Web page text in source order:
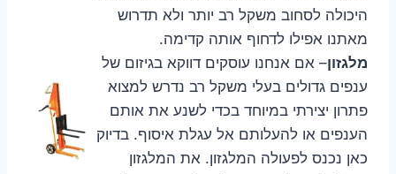
היכולה לסחוב משקל רב יותר ולא תדרוש
מאתנו אפילו לדחוף אותה קדימה.
מלגזון– אם אנחנו עוסקים דווקא בגיזום של
ענפים גדולים בעלי משקל רב נדרש למצוא
פתרון יצירתי במיוחד בכדי לשנע את אותם
הענפים או להעלותם אל עגלת איסוף. בדיוק
כאן נכנס לפעולה המלגזון. את המלגזון